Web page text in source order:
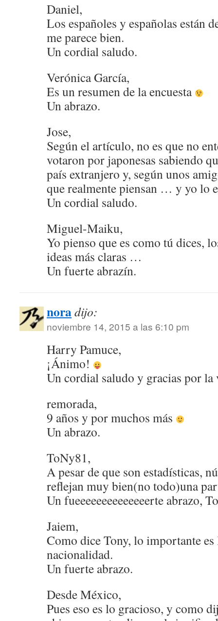
Daniel,
Los españoles y españolas están
me parece bien.
Un cordial saludo.
Verónica García,
Es un resumen de la encuesta
Un abrazo.
Jose,
Según el artículo, no es que no
votaron por japonesas sabiendo
país extranjero y, según unos
que realmente piensan … y yo lo
Un cordial saludo.
Miguel-Maiku,
Yo pienso que es como tú dices,
ideas más claras …
Un fuerte abrazín.
noradijo:
noviembre 14, 2015 a las 6:10 pm
Harry Pamuce,
¡Ánimo!
Un cordial saludo y gracias por la
remorada,
9 años y por muchos más
Un abrazo.
ToNy81,
A pesar de que son estadísticas,
reflejan muy bien(no todo)una
Un fueeeeeeeeeeeeeerte abrazo,
Jaiem,
Como dice Tony, lo importante
nacionalidad.
Un fuerte abrazo.
Desde México,
Pues eso es lo gracioso, y como